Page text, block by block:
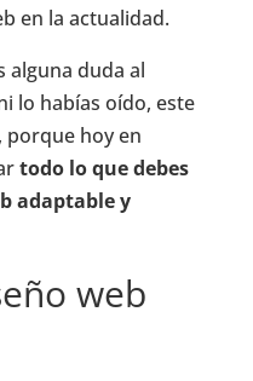
en la actualidad.
alguna duda al
lo habías oído, este
porque hoy en
todo lo que debes
adaptable y
web